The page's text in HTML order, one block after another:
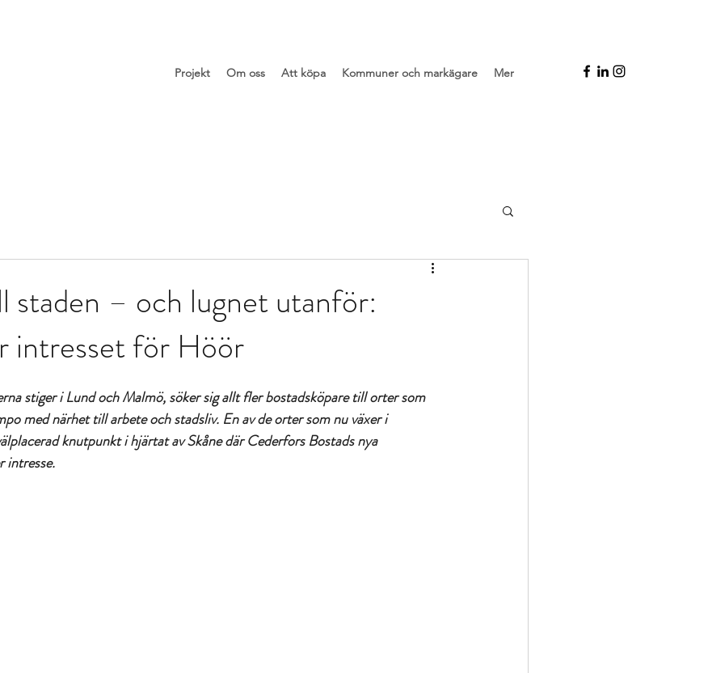
Projekt Om oss Att köpa Kommuner och markägare Mer
staden – och lugnet utanför:
intresset för Höör
stiger i Lund och Malmö, söker sig allt fler bostadsköpare till orter som
med närhet till arbete och stadsliv. En av de orter som nu växer i
knutpunkt i hjärtat av Skåne där Cederfors Bostads nya
intresse.